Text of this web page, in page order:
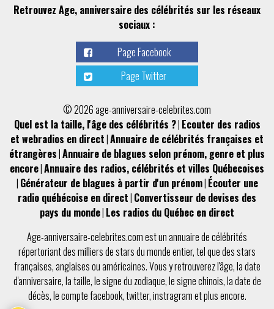
Retrouvez Age, anniversaire des célébrités sur les réseaux
sociaux :
Page Facebook
Page Twitter
© 2026 age-anniversaire-celebrites.com
Quel est la taille, l'âge des célébrités ?| Ecouter des radios
et webradios en direct|Annuaire de célébrités françaises et
étrangères|Annuaire de blagues selon prénom, genre et plus
encore|Annuaire des radios, célébrités et villes Québecoises
| Générateur de blagues à partir d'un prénom| Écouter une
radio québécoise en direct| Convertisseur de devises des
pays du monde| Les radios du Québec en direct
Age-anniversaire-celebrites.comest unannuaire de célébrités
répertoriant des milliers de stars du monde entier, tel que desstars
françaises,anglaisesouaméricaines. Vous y retrouverez l'âge, ladate
d'anniversaire, lataille, lesigne du zodiaque, lesigne chinois, ladate de
décès, le comptefacebook,twitter,instragramet plus encore.